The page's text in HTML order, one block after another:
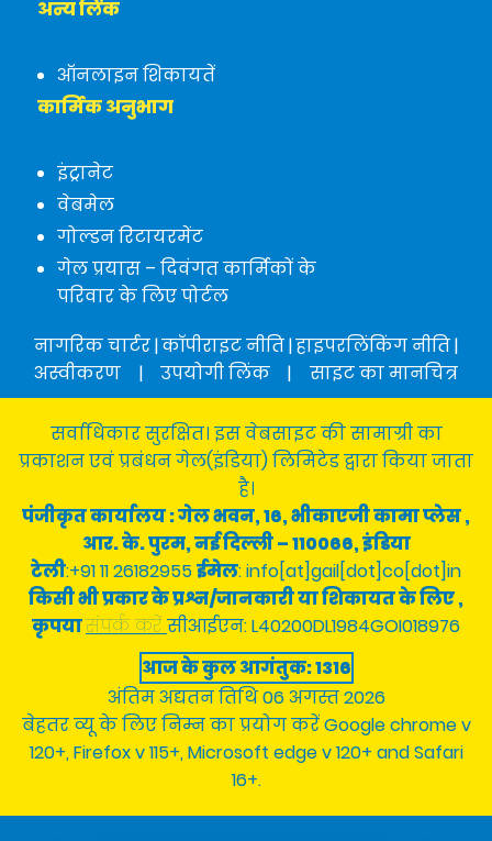
अन्य लिंक
ऑनलाइन शिकायतें
कार्मिक अनुभाग
इंट्रानेट
वेबमेल
गोल्डन रिटायरमेंट
गेल प्रयास – दिवंगत कार्मिकों के
परिवार के लिए पोर्टल
नागरिक चार्टर|कॉपीराइट नीति|हाइपरलिंकिंग नीति|
अस्वीकरण
| उपयोगी लिंक | साइट का मानचित्र
सर्वाधिकार सुरक्षित। इस वेबसाइट की सामाग्री का
प्रकाशन एवं प्रबंधन गेल(इंडिया) लिमिटेड द्वारा किया जाता
है।
पंजीकृत कार्यालय : गेल भवन, 16, भीकाएजी कामा प्लेस ,
आर. के. पुरम, नई दिल्ली – 110066, इंडिया
टेली:+91 11 26182955ईमेल: info[at]gail[dot]co[dot]in
किसी भी प्रकार के प्रश्न/जानकारी या शिकायत के लिए ,
कृपयासंपर्क करेंसीआईएन: L40200DL1984GOI018976
आज के कुल आगंतुक: 1316
अंतिम अद्यतन तिथि 06 अगस्त 2026
बेहतर व्यू के लिए निम्न का प्रयोग करें Google chrome v
120+, Firefox v 115+, Microsoft edge v 120+ and Safari
16+.